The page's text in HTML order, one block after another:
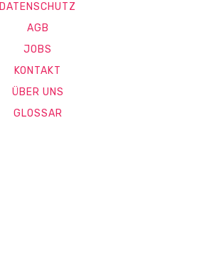
DATENSCHUTZ
AGB
JOBS
KONTAKT
ÜBER UNS
GLOSSAR